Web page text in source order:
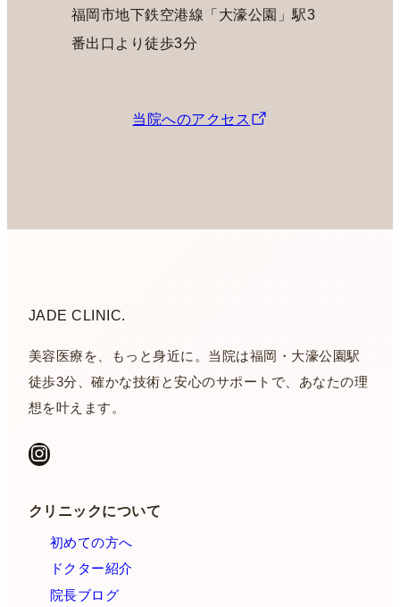
福岡市地下鉄空港線「大濠公園」駅3
番出口より徒歩3分
当院へのアクセス
JADE CLINIC.
美容医療を、もっと身近に。当院は福岡・大濠公園駅
徒歩3分、確かな技術と安心のサポートで、あなたの理
想を叶えます。
Instagram
クリニックについて
初めての方へ
ドクター紹介
院長ブログ